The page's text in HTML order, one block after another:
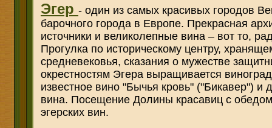
Эгер - один из самых красивых городов
барочного города в Европе. Прекрасная
источники и великолепные вина – вот то,
Прогулка по историческому центру,
средневековья, сказания о мужестве
окрестностям Эгера выращивается
известное вино "Бычья кровь" ("Бикавер") и
вина. Посещение Долины красавиц с
эгерских вин.